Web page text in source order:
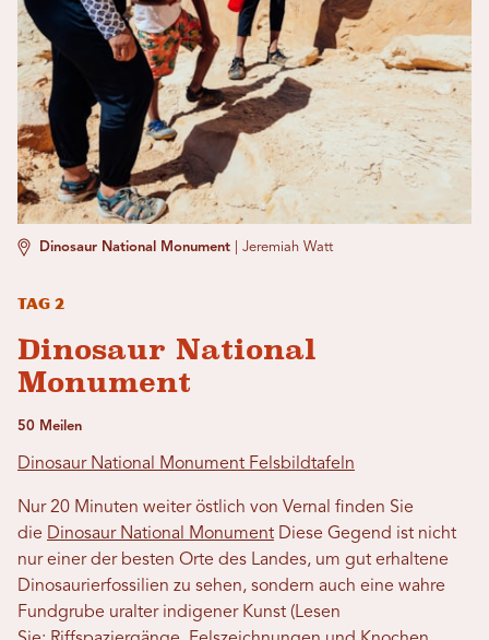
Dinosaur National Monument Jeremiah Watt
Tag 2
Dinosaur National
Monument
50 Meilen
Dinosaur National Monument Felsbildtafeln
Nur 20 Minuten weiter östlich von Vernal finden Sie
die Dinosaur National Monument Diese Gegend ist nicht
nur einer der besten Orte des Landes, um gut erhaltene
Dinosaurierfossilien zu sehen, sondern auch eine wahre
Fundgrube uralter indigener Kunst (Lesen